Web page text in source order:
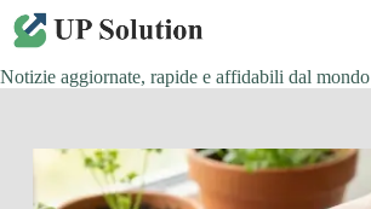
Salta
contenuto
Notizie aggiornate, rapide e affidabili dal mondo